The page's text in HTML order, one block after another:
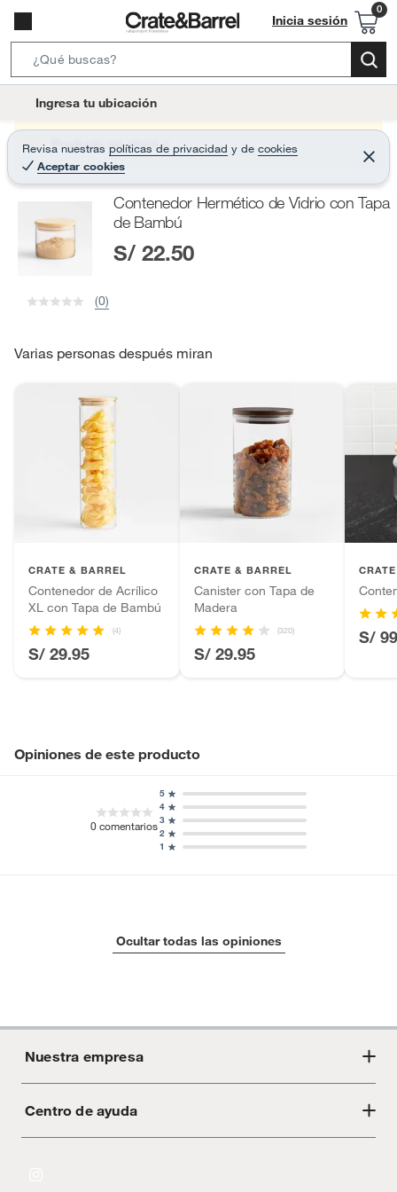
Inicia sesión
e
r
c
B
t
n
Ingresa tu ubicación
Revisa nuestras políticas de privacidad y de cookies
Aceptar cookies
C
e
r
a
r
Producto sin stock :(
Contenedor Hermético de Vidrio con Tapa
de Bambú
S/ 22.50
(0)
Varias personas después miran
CRATE & BARREL
Contenedor de Acrílico
XL con Tapa de Bambú
(4)
S/ 29.95
CRATE & BARREL
Canister con Tapa de
Madera
(320)
S/ 29.95
S/
Opiniones de este producto
0comentarios
1
2
3
4
5
Ocultar todas las opiniones
Nuestra empresa
Acerca de Crate
Centro de ayuda